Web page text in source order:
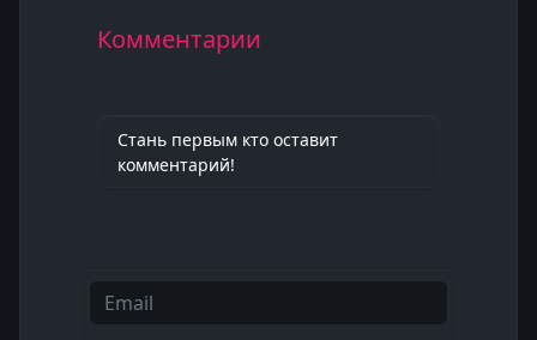
Комментарии
Стань первым кто оставит
комментарий!